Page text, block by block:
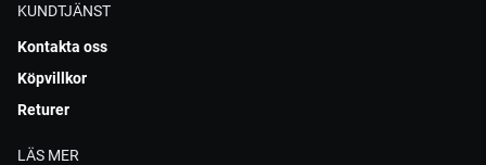
KUNDTJÄNST
Kontakta oss
Köpvillkor
Returer
LÄS MER